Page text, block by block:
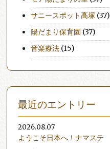
サニースポット高塚 (37)
陽だまり保育園 (37)
音楽療法 (15)
最近のエントリー
2026.08.07
ようこそ日本へ！ナマステ